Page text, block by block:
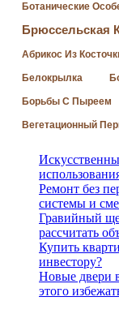
Ботанические
Брюссельская
Абрикос Из
Белокрылка
Борьбы С Пыреем
Вегетационный
Ремонт без
системы и
Гравийный
рассчитать
Купить
инвестору?
Новые двери
этого